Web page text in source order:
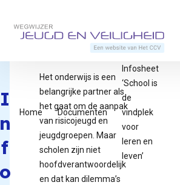
Terug naar de
I
f
Home Documenten
Infosheet
‘School is
de
vindplek
voor
leren en
leven’
Het onderwijs is een
belangrijke partner als
het gaat om de aanpak
van risicojeugd en
jeugdgroepen. Maar
scholen zijn niet
hoofdverantwoordelijk
en dat kan dilemma’s